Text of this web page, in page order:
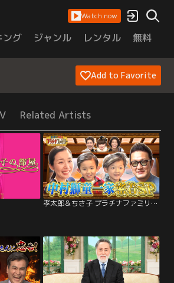
Watch now
ング ジャンル レンタル 無料
Add to Favorite
Related Artists
孝太郎＆ちさ子 プラチナファミリー 華麗なる一家をのぞき見 歌舞伎界の革命児、中村獅童ファミリーに密着！豪邸を特別に大公開！息子たちが初めて挑む大舞台の裏側も…